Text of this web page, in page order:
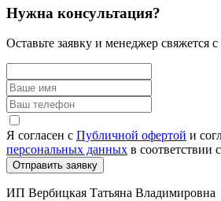
Нужна консультация?
Оставьте заявку и менеджер свяжется
Я согласен с Публичной офертой и
персональных данных в соответствии с
Отправить заявку
ИП Вербицкая Татьяна Владимировна